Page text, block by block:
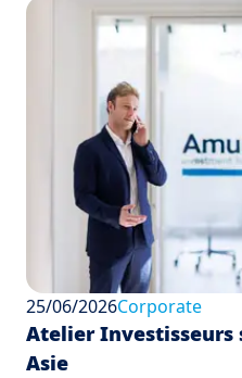
25/06/2026Corporate
Atelier Investisseurs
Asie